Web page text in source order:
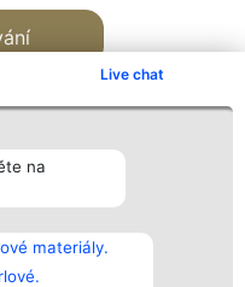
Live chat
na
materiály.
Kontakt